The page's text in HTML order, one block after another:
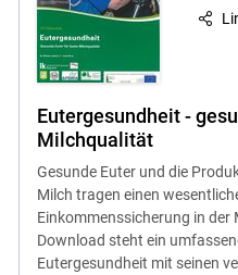
Eutergesundheit -
Milchqualität
Gesunde Euter und die
Milch tragen einen
Einkommenssicherung in
Download steht ein
Eutergesundheit mit seinen